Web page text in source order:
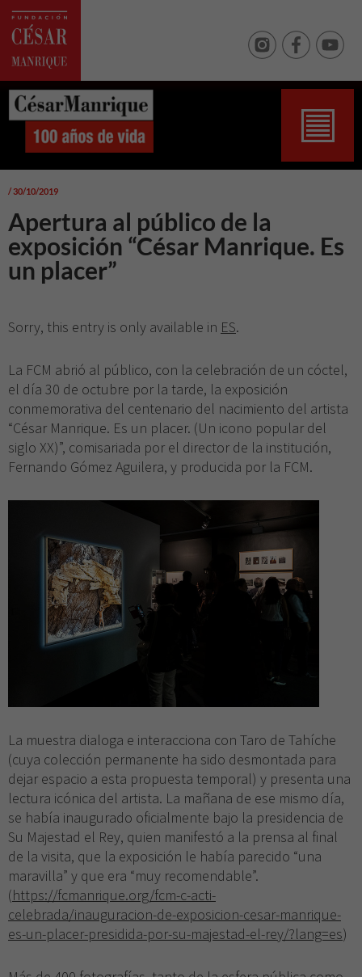
/ 30/10/2019
Apertura al público de la
exposición “César Manrique. Es
un placer”
Sorry, this entry is only available in ES.
La FCM abrió al público, con la celebración de un cóctel,
el día 30 de octubre por la tarde, la exposición
conmemorativa del centenario del nacimiento del artista
“César Manrique. Es un placer. (Un icono popular del
siglo XX)”, comisariada por el director de la institución,
Fernando Gómez Aguilera, y producida por la FCM.
La muestra dialoga e interacciona con Taro de Tahíche
(cuya colección permanente ha sido desmontada para
dejar espacio a esta propuesta temporal) y presenta una
lectura icónica del artista. La mañana de ese mismo día,
se había inaugurado oficialmente bajo la presidencia de
Su Majestad el Rey, quien manifestó a la prensa al final
de la visita, que la exposición le había parecido “una
maravilla” y que era “muy recomendable”.
(https://fcmanrique.org/fcm-c-acti-
celebrada/inauguracion-de-exposicion-cesar-manrique-
es-un-placer-presidida-por-su-majestad-el-rey/?lang=es)